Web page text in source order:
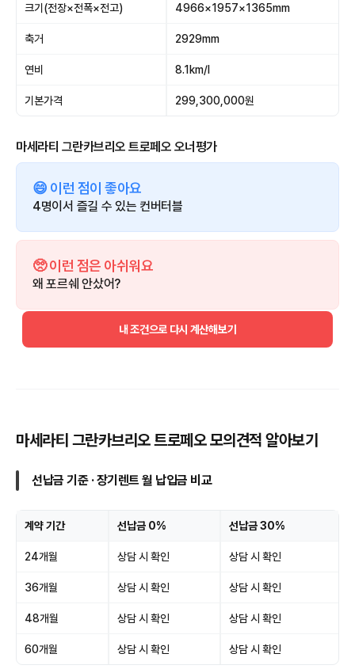
크기(전장×전폭×전고) 4966×1957×1365mm
축거 2929mm
연비 8.1km/l
기본가격 299,300,000원
마세라티 그란카브리오 트로페오 오너평가
😄 이런 점이 좋아요
4명이서 즐길 수 있는 컨버터블
🥺 이런 점은 아쉬워요
왜 포르쉐 안샀어?
내 조건으로 다시 계산해보기
마세라티 그란카브리오 트로페오 모의견적 알아보기
선납금 기준 · 장기렌트 월 납입금 비교
계약 기간 선납금 0% 선납금 30%
24개월 상담 시 확인 상담 시 확인
36개월 상담 시 확인 상담 시 확인
48개월 상담 시 확인 상담 시 확인
60개월 상담 시 확인 상담 시 확인